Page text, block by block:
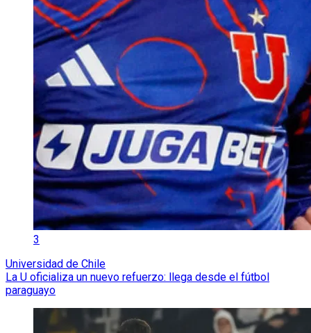
3
Universidad de Chile
La U oficializa un nuevo refuerzo: llega desde el fútbol
paraguayo